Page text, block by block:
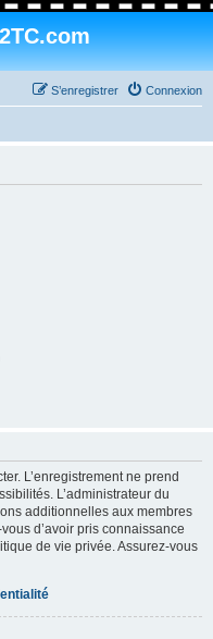
Connexion
S’enregistrer
L’enregistrement ne prend
L’administrateur du
additionnelles aux membres
d’avoir pris connaissance
de vie privée. Assurez-vous